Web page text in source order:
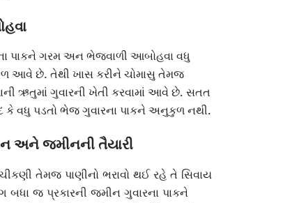
પાકને ગરમ અન ભેજવાળી આબોહવા વધુ
આવે છે. તેથી ખાસ કરીને ચોમાસુ તેમજ
ઋતુમાં ગુવારની ખેતી કરવામાં આવે છે. સતત
કે વધુ પડતો ભેજ ગુવારના પાકને અનુકુળ નથી.
અને જમીનની તૈયારી
તેમજ પાણીનો ભરાવો થઈ રહે તે સિવાય
બધા જ પ્રકારની જમીન ગુવારના પાકને